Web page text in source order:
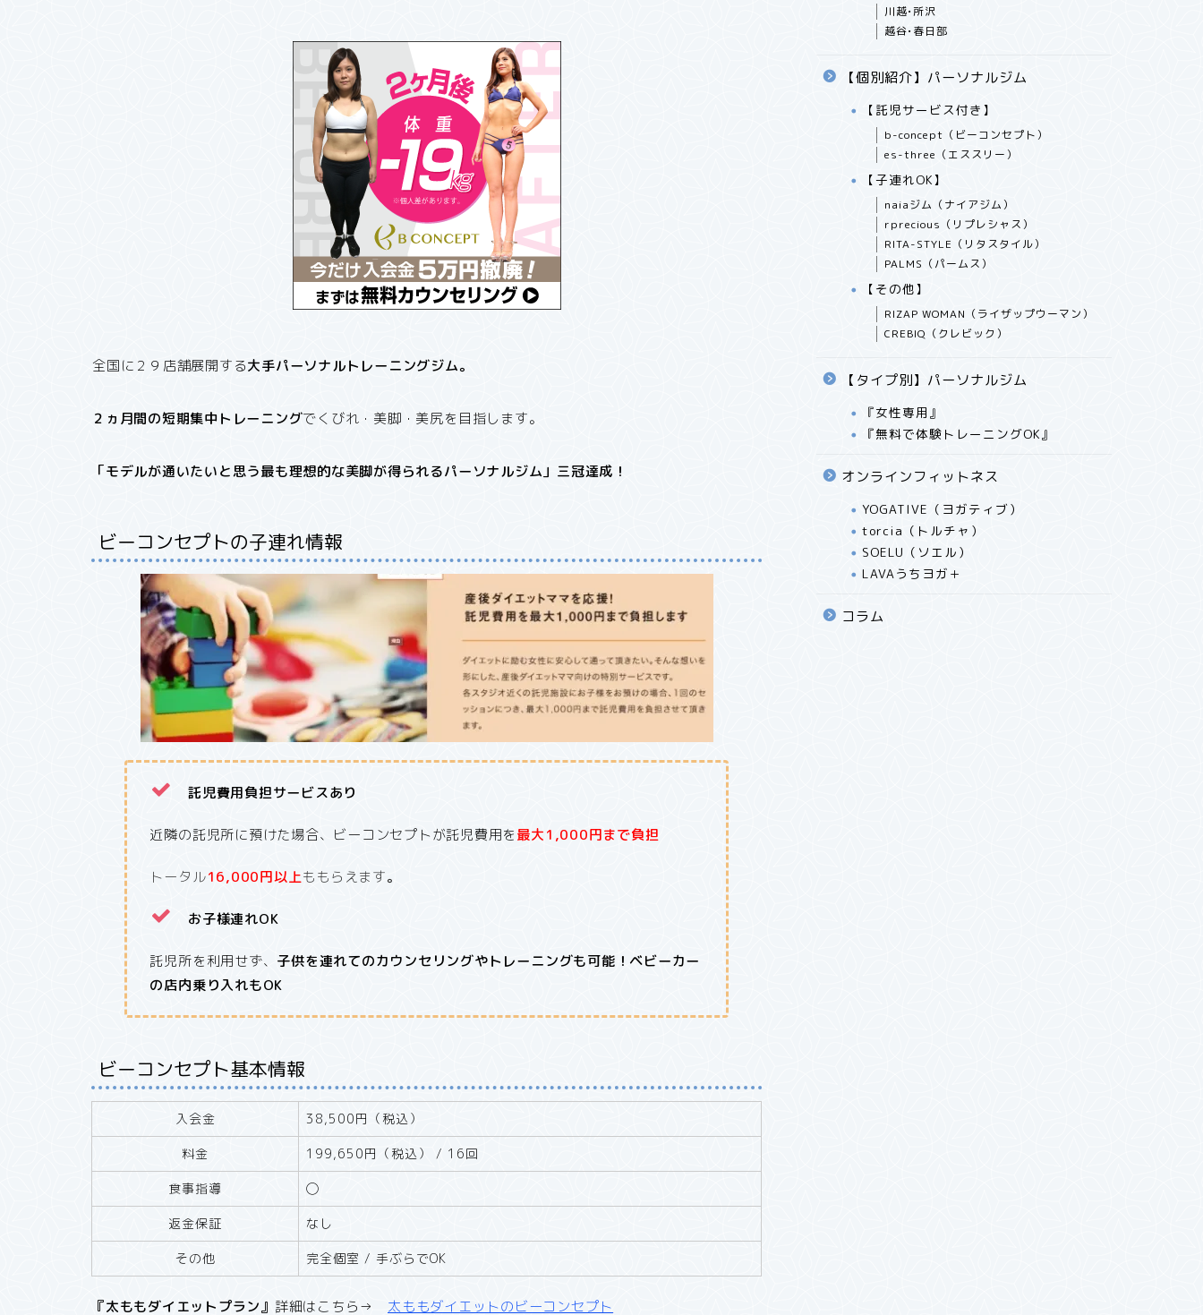
全国に２９店舗展開する大手パーソナルトレーニングジム。
２ヵ月間の短期集中トレーニングでくびれ・美脚・美尻を目指します。
「モデルが通いたいと思う最も理想的な美脚が得られるパーソナルジム」三冠達成！
ビーコンセプトの子連れ情報
託児費用負担サービスあり
近隣の託児所に預けた場合、ビーコンセプトが託児費用を最大1,000円まで負担
トータル16,000円以上ももらえます。
お子様連れOK
託児所を利用せず、 子供を連れてのカウンセリングやトレーニングも可能！ベビーカー
の店内乗り入れもOK
ビーコンセプト基本情報
入会金 38,500円（税込）
料金 199,650円（税込） / 16回
食事指導 ◯
返金保証 なし
その他 完全個室 / 手ぶらでOK
『太ももダイエットプラン』 詳細はこちら→ 太ももダイエットのビーコンセプト
川越•所沢
越谷•春日部
【個別紹介】パーソナルジム
【託児サービス付き】
b-concept（ビーコンセプト）
es-three（エススリー）
【子連れOK】
naiaジム（ナイアジム）
rprecious（リプレシャス）
RITA-STYLE（リタスタイル）
PALMS（パームス）
【その他】
RIZAP WOMAN（ライザップウーマン）
CREBIQ（クレビック）
【タイプ別】パーソナルジム
『女性専用』
『無料で体験トレーニングOK』
オンラインフィットネス
YOGATIVE（ヨガティブ）
torcia（トルチャ）
SOELU（ソエル）
LAVAうちヨガ＋
コラム